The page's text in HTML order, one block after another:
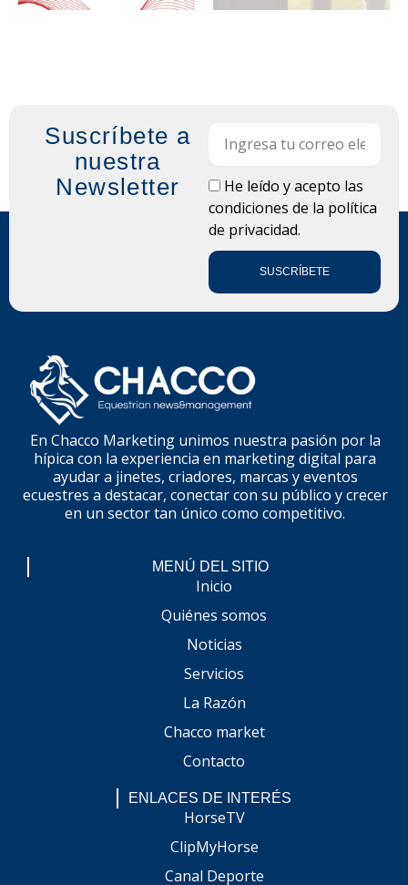
Suscríbete a
nuestra
Newsletter
LOPDHe leído y acepto las
condiciones de la política
de privacidad.
SUSCRÍBETE
En Chacco Marketing unimos nuestra pasión por la
hípica con la experiencia en marketing digital para
ayudar a jinetes, criadores, marcas y eventos
ecuestres a destacar, conectar con su público y crecer
en un sector tan único como competitivo.
MENÚ DEL SITIO
Inicio
Quiénes somos
Noticias
Servicios
La Razón
Chacco market
Contacto
ENLACES DE INTERÉS
HorseTV
ClipMyHorse
Canal Deporte